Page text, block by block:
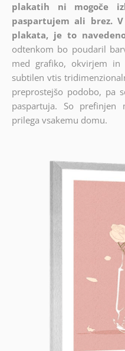
plakatih ni mogoče
paspartujem ali brez.
plakata, je to
odtenkom bo poudaril
med grafiko, okvirjem in
subtilen vtis
preprostejšo podobo, pa
paspartuja. So prefinjen
prilega vsakemu domu.